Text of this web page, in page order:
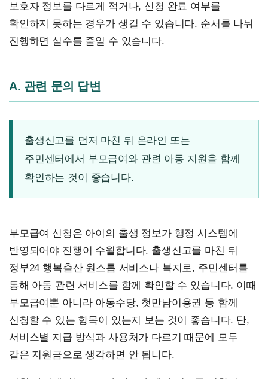
보호자 정보를 다르게 적거나, 신청 완료 여부를
확인하지 못하는 경우가 생길 수 있습니다. 순서를 나눠
진행하면 실수를 줄일 수 있습니다.
A. 관련 문의 답변
출생신고를 먼저 마친 뒤 온라인 또는
주민센터에서 부모급여와 관련 아동 지원을 함께
확인하는 것이 좋습니다.
부모급여 신청은 아이의 출생 정보가 행정 시스템에
반영되어야 진행이 수월합니다. 출생신고를 마친 뒤
정부24 행복출산 원스톱 서비스나 복지로, 주민센터를
통해 아동 관련 서비스를 함께 확인할 수 있습니다. 이때
부모급여뿐 아니라 아동수당, 첫만남이용권 등 함께
신청할 수 있는 항목이 있는지 보는 것이 좋습니다. 단,
서비스별 지급 방식과 사용처가 다르기 때문에 모두
같은 지원금으로 생각하면 안 됩니다.